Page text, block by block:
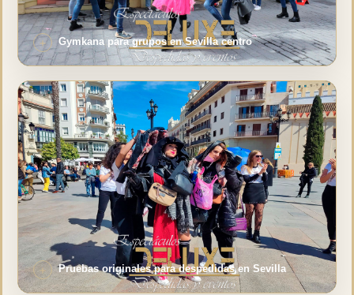
Gymkana para grupos en Sevilla centro
Pruebas originales para despedidas en Sevilla